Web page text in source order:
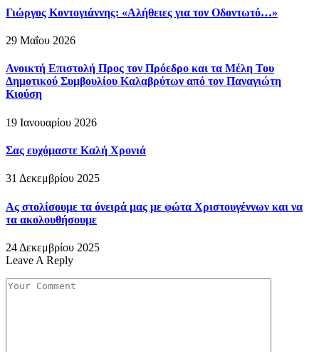
Γιώργος Κοντογιάννης: «Αλήθειες για τον Οδοντωτό…»
29 Μαΐου 2026
Ανοικτή Επιστολή Προς τον Πρόεδρο και τα Μέλη Του
Δημοτικού Συμβουλίου Καλαβρύτων από τον Παναγιώτη
Κιούση
19 Ιανουαρίου 2026
Σας ευχόμαστε Καλή Χρονιά
31 Δεκεμβρίου 2025
Ας στολίσουμε τα όνειρά μας με φώτα Χριστουγέννων και να
τα ακολουθήσουμε
24 Δεκεμβρίου 2025
Leave A Reply